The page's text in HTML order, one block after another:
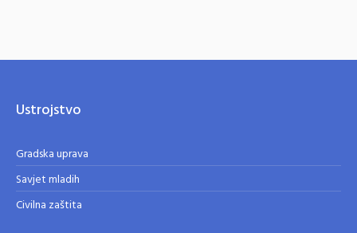
Ustrojstvo
Gradska uprava
Savjet mladih
Civilna zaštita